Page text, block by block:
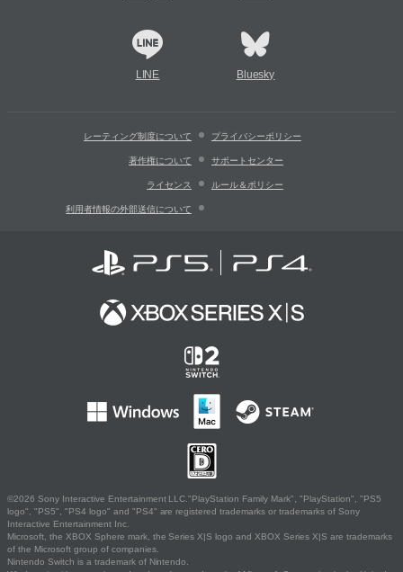
LINE Bluesky
レーティング制度について プライバシーポリシー
著作権について サポートセンター
ライセンス ルール＆ポリシー
利用者情報の外部送信について
©2026 Sony Interactive Entertainment LLC."PlayStation Family Mark", "PlayStation", "PS5
logo", "PS5", "PS4 logo" and "PS4" are registered trademarks or trademarks of Sony
Interactive Entertainment Inc.
Microsoft, the XBOX Sphere mark, the Series X|S logo and XBOX Series X|S are trademarks
of the Microsoft group of companies.
Nintendo Switch is a trademark of Nintendo.